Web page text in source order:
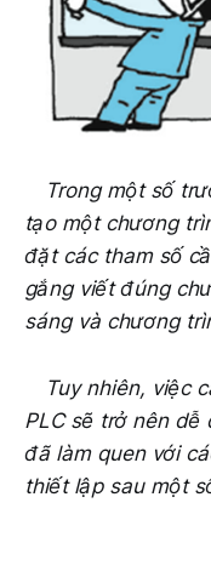
Trong một số
tạo một chương
đặt các tham số
gắng viết đúng
sáng và chương
Tuy nhiên, việc
PLC sẽ trở nên dễ
đã làm quen với
thiết lập sau một